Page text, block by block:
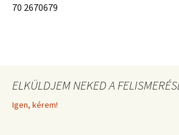
70 2670679
ELKÜLDJEM NEKED A
Igen, kérem!